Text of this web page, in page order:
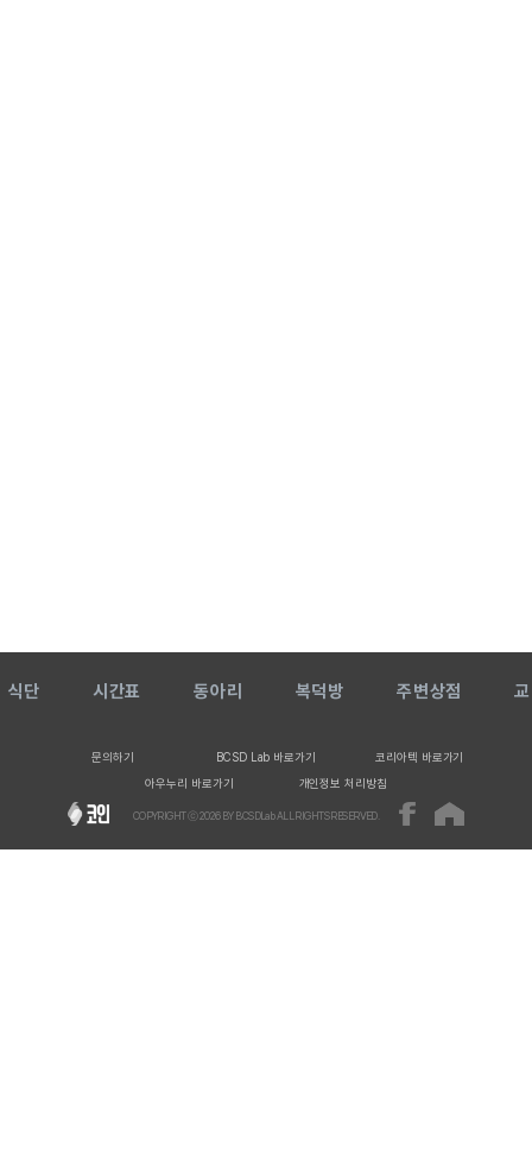
식단 시간표 동아리 복덕방 주변상점
문의하기 BCSD Lab 바로가기
코리아텍 바로가기
아우누리 바로가기
개인정보 처리방침
COPYRIGHT ⓒ2026BY BCSDLab ALL RIGHTS RESERVED.